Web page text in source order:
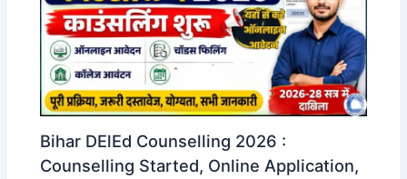
Bihar DElEd Counselling 2026 :
Counselling Started, Online Application,